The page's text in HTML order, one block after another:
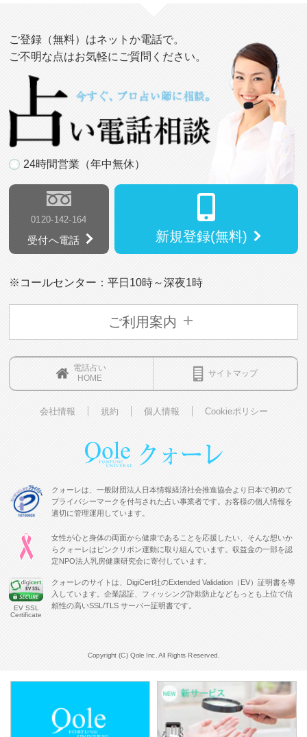
ご登録（無料）はネットか電話で。
ご不明な点はお気軽にご質問ください。
24時間営業（年中無休）
0120-142-164
受付へ電話 新規登録(無料)
※コールセンター：平日10時～深夜1時
ご利用案内
電話占い
HOME
サイトマップ
会社情報 規約 個人情報 Cookieポリシー
クォーレは、一般財団法人日本情報経済社会推進協会より日本で初めて
プライバシーマークを付与された占い事業者です。お客様の個人情報を
適切に管理運用しています。
女性が心と身体の両面から健康であることを応援したい、そんな想いか
らクォーレはピンクリボン運動に取り組んでいます。収益金の一部を認
定NPO法人乳房健康研究会に寄付しています。
EV SSL
Certificate
クォーレのサイトは、DigiCert社のExtended Validation（EV）証明書を導
入しています。企業認証、フィッシング詐欺防止などもっとも上位で信
頼性の高いSSL/TLS サーバー証明書です。
Copyright (C) Qole Inc. All Rights Reserved.